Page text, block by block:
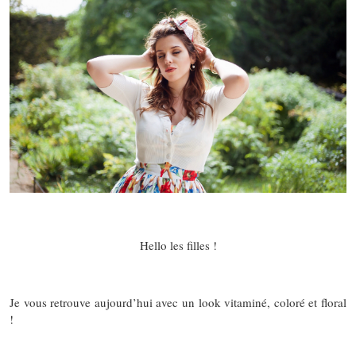
Hello les filles !
Je vous retrouve aujourd’hui avec un look vitaminé, coloré et floral
!